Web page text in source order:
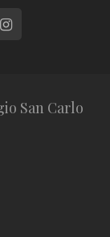
San Carlo